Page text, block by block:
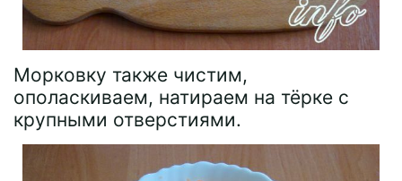
Морковку также чистим,
ополаскиваем, натираем на тёрке с
крупными отверстиями.